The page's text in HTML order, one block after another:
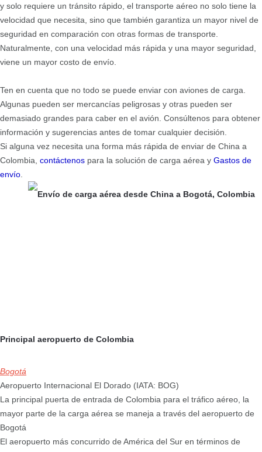
y solo requiere un tránsito rápido, el transporte aéreo no solo tiene la
velocidad que necesita, sino que también garantiza un mayor nivel de
seguridad en comparación con otras formas de transporte.
Naturalmente, con una velocidad más rápida y una mayor seguridad,
viene un mayor costo de envío.
Ten en cuenta que no todo se puede enviar con aviones de carga.
Algunas pueden ser mercancías peligrosas y otras pueden ser
demasiado grandes para caber en el avión. Consúltenos para obtener
información y sugerencias antes de tomar cualquier decisión.
Si alguna vez necesita una forma más rápida de enviar de China a
Colombia, contáctenos para la solución de carga aérea y Gastos de
envío
Principal aeropuerto de Colombia
Bogotá
Aeropuerto Internacional El Dorado (IATA: BOG)
La principal puerta de entrada de Colombia para el tráfico aéreo, la
mayor parte de la carga aérea se maneja a través del aeropuerto de
Bogotá
El aeropuerto más concurrido de América del Sur en términos de